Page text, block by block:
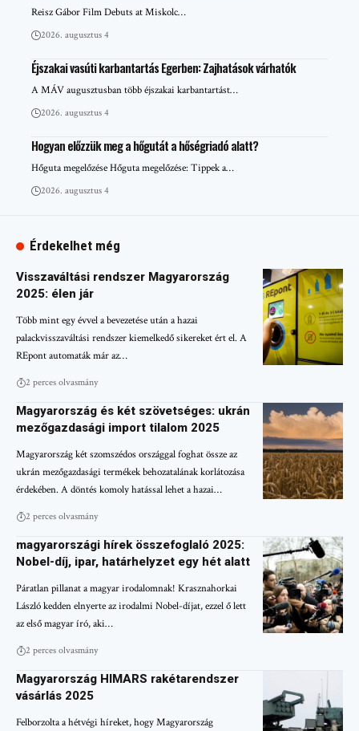
Reisz Gábor Film Debuts at Miskolc…
2026. augusztus 4
Éjszakai vasúti karbantartás Egerben: Zajhatások várhatók
A MÁV augusztusban több éjszakai karbantartást…
2026. augusztus 4
Hogyan előzzük meg a hőgutát a hőségriadó alatt?
Hőguta megelőzése Hőguta megelőzése: Tippek a…
2026. augusztus 4
Érdekelhet még
Visszaváltási rendszer Magyarország
2025: élen jár
Több mint egy évvel a bevezetése után a hazai
palackvisszaváltási rendszer kiemelkedő sikereket ért el. A
REpont automaták már az…
2 perces olvasmány
Magyarország és két szövetséges: ukrán
mezőgazdasági import tilalom 2025
Magyarország két szomszédos országgal foghat össze az
ukrán mezőgazdasági termékek behozatalának korlátozása
érdekében. A döntés komoly hatással lehet a hazai…
2 perces olvasmány
magyarországi hírek összefoglaló 2025:
Nobel-díj, ipar, határhelyzet egy hét alatt
Páratlan pillanat a magyar irodalomnak! Krasznahorkai
László kedden elnyerte az irodalmi Nobel-díjat, ezzel ő lett
az első magyar író, aki…
2 perces olvasmány
Magyarország HIMARS rakétarendszer
vásárlás 2025
Felborzolta a hétvégi híreket, hogy Magyarország